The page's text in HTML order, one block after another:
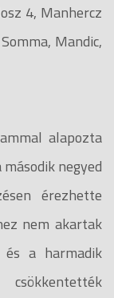
4, Manhercz
Mandic,
alapozta
negyed
érezhette
nem akartak
a harmadik